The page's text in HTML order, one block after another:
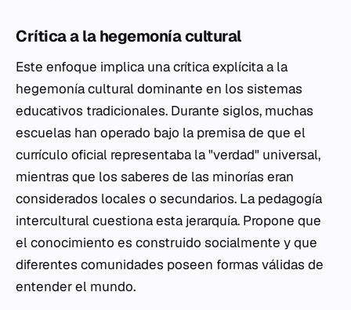
Crítica a la hegemonía cultural
Este enfoque implica una crítica explícita a la
hegemonía cultural dominante en los sistemas
educativos tradicionales. Durante siglos, muchas
escuelas han operado bajo la premisa de que el
currículo oficial representaba la "verdad" universal,
mientras que los saberes de las minorías eran
considerados locales o secundarios. La pedagogía
intercultural cuestiona esta jerarquía. Propone que
el conocimiento es construido socialmente y que
diferentes comunidades poseen formas válidas de
entender el mundo.